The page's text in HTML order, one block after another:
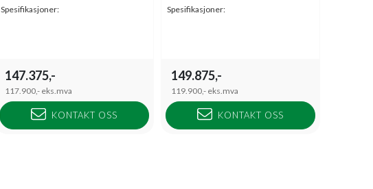
Spesifikasjoner:
147.375,-
117.900,- eks.mva
KONTAKT OSS
Spesifikasjoner:
149.875,-
119.900,- eks.mva
KONTAKT OSS